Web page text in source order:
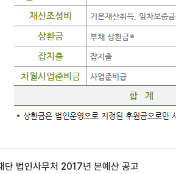
단 법인사무처 2017년 본예산 공고